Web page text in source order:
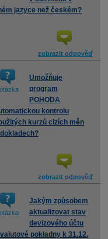
jazyce než českém?
zobrazit odpověď
otázka
Umožňuje
program
POHODA
kontrolu
kurzů cizích měn
zobrazit odpověď
otázka
Jakým způsobem
aktualizovat stav
devizového účtu
pokladny k 31.12.